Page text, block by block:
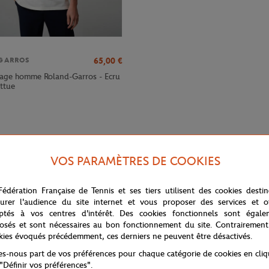
65,00 €
homme Roland-Garros - Ecru
déclaration de sophistication et de passion pour le sport. La
côtelé contrasté ajoute une touche de style distinctif, tandis que
VOS PARAMÈTRES DE COOKIES
Française de Tennis et ses tiers utilisent des cookies
l'audience du site internet et vous proposer des services et
à vos centres d'intérêt. Des cookies fonctionnels sont
et sont nécessaires au bon fonctionnement du site.
évoqués précédemment, ces derniers ne peuvent être désactivés.
nous part de vos préférences pour chaque catégorie de cookies en
vos préférences".